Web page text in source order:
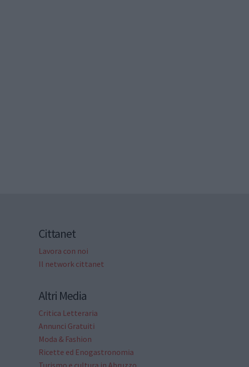
Cittanet
Lavora con noi
Il network cittanet
Altri Media
Critica Letteraria
Annunci Gratuiti
Moda & Fashion
Ricette ed Enogastronomia
Turismo e cultura in Abruzzo